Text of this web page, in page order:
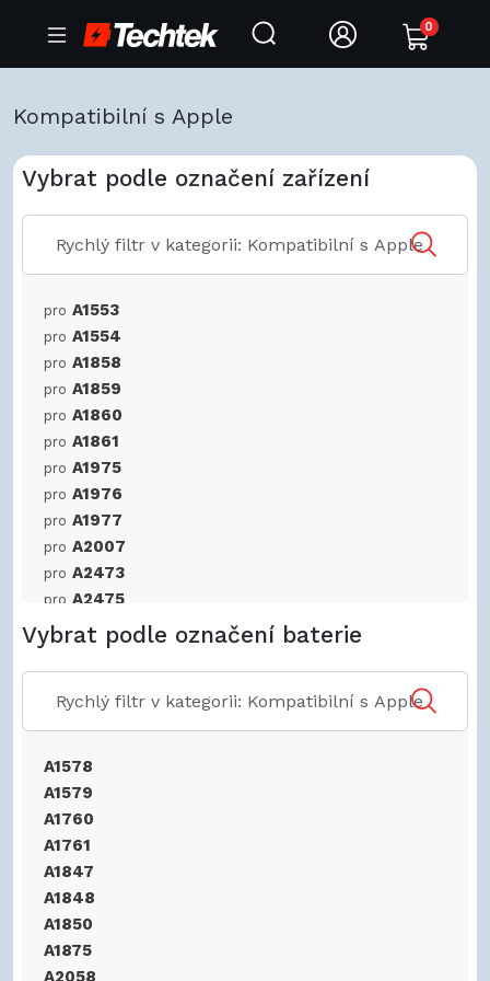
0
Kompatibilní s Apple
Vybrat podle označení zařízení
pro A1553
pro A1554
pro A1858
pro A1859
pro A1860
pro A1861
pro A1975
pro A1976
pro A1977
pro A2007
pro A2473
pro A2475
pro A2476
A2622
A2684
pro A2686
pro A2770
pro A2772
pro A2773
pro A285
pro A2857
pro A2887
pro GSRF-MQJQ2LL/A
pro GSRF-MQK32LL/A
pro GSRF-MQK62LL/A
pro GSRF-MQL02LL/A
Vybrat podle označení baterie
A1578
A1579
A1760
A1761
A1847
A1848
A1850
A1875
A2058